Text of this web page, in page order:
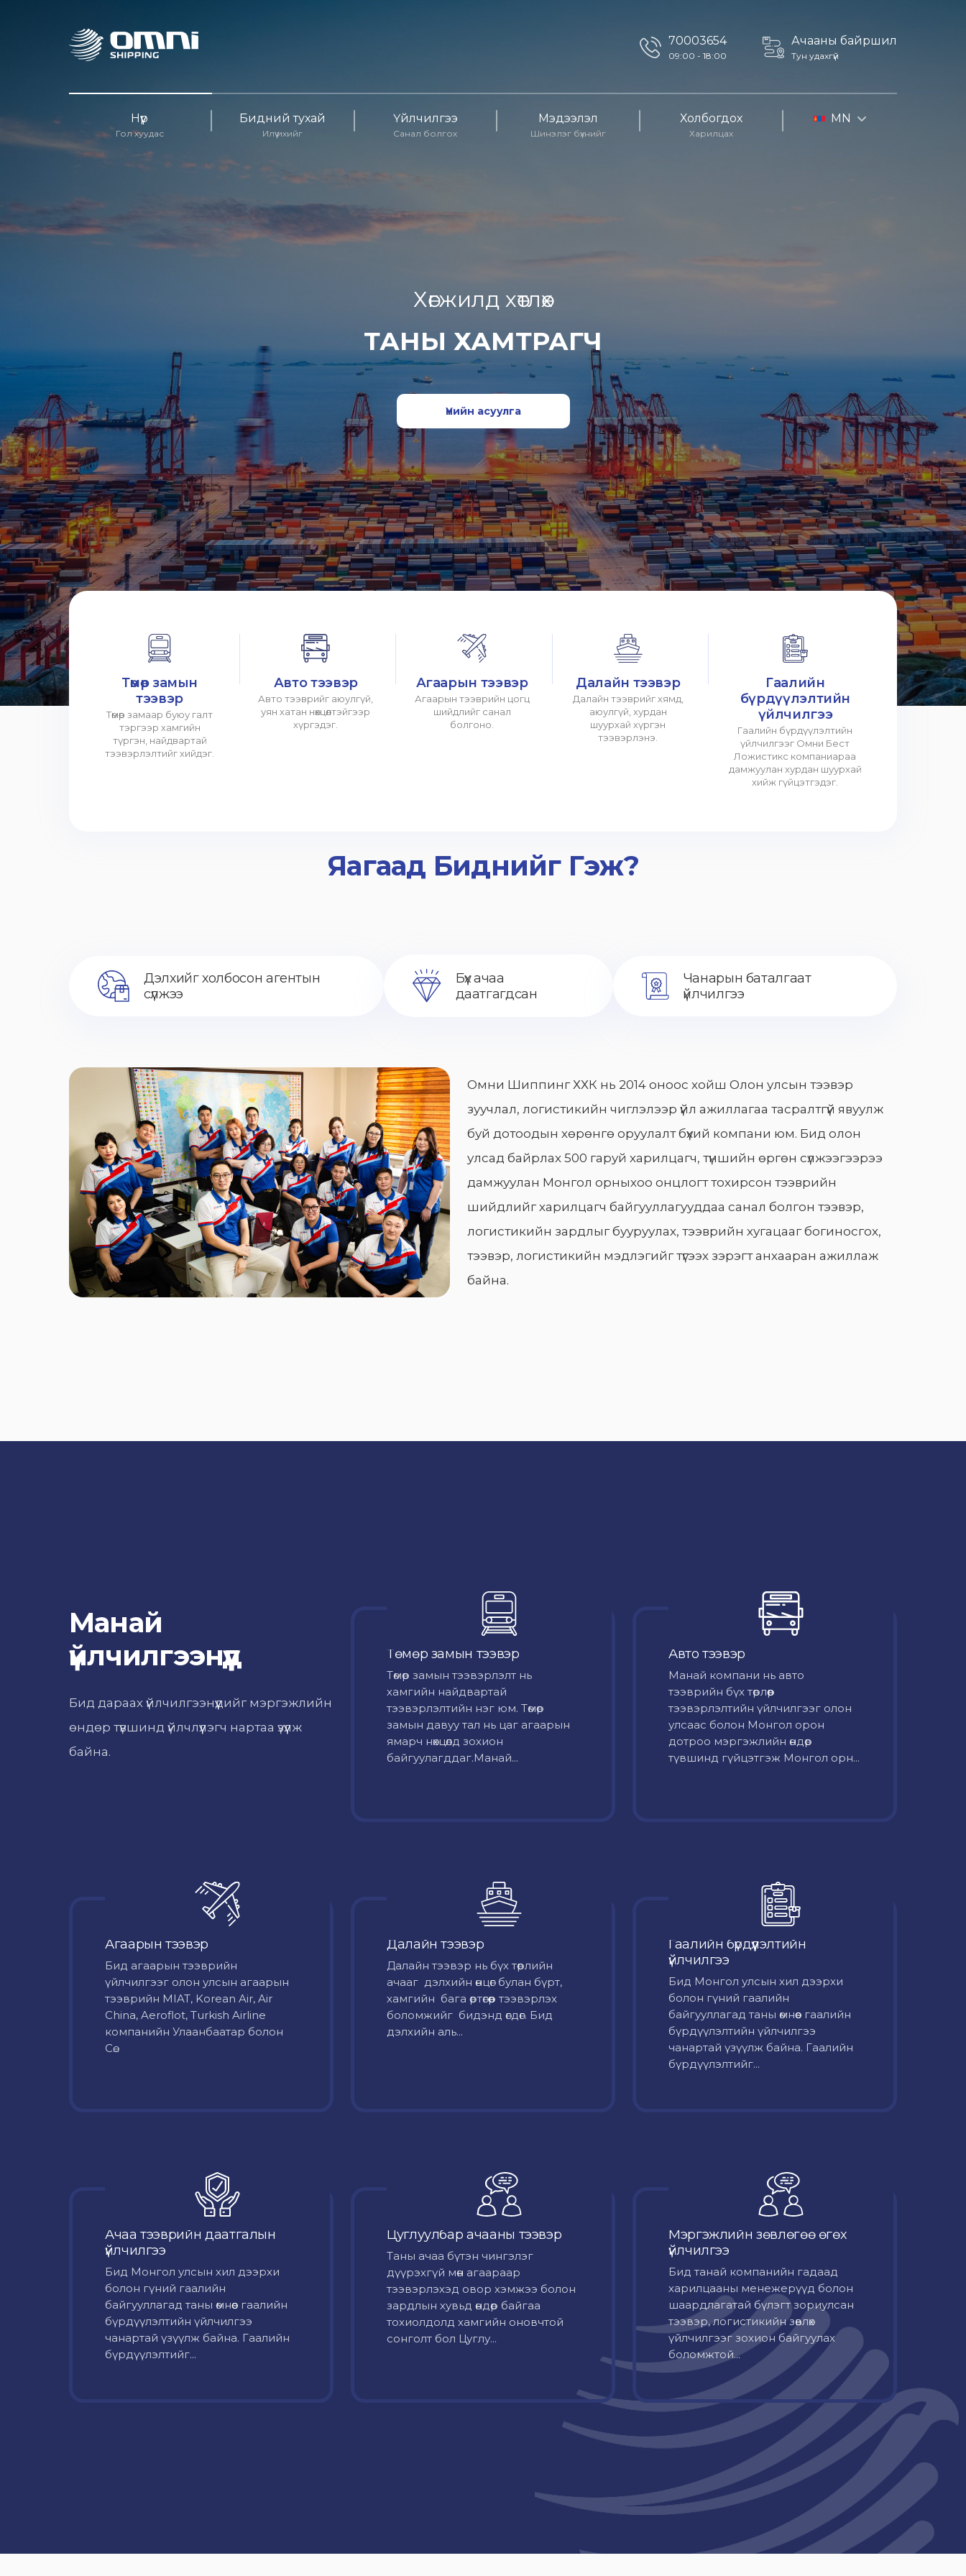
70003654
09:00 - 18:00
Ачааны байршил
Тун удахгүй
Нүүр
Гол хуудас
Бидний тухай
Илүү ихийг
Үйлчилгээ
Санал болгох
Мэдээлэл
Шинэлэг бүхнийг
Холбогдох
Харилцах
MN
Хөгжилд хөтлөх
ТАНЫ ХАМТРАГЧ
Үнийн асуулга
Төмөр замын
тээвэр
Төмөр замаар буюу галт
тэргээр хамгийн
түргэн, найдвартай
тээвэрлэлтийг хийдэг.
Авто тээвэр
Авто тээврийг аюулгүй,
уян хатан нөхцөлтэйгээр
хүргэдэг.
Агаарын тээвэр
Агаарын тээврийн цогц
шийдлийг санал
болгоно.
Далайн тээвэр
Далайн тээврийг хямд,
аюулгүй, хурдан
шуурхай хүргэн
тээвэрлэнэ.
Гаалийн
бүрдүүлэлтийн
үйлчилгээ
Гаалийн бүрдүүлэлтийн
үйлчилгээг Омни Бест
Ложистикс компаниараа
дамжуулан хурдан шуурхай
хийж гүйцэтгэдэг.
Яагаад Биднийг Гэж?
Дэлхийг холбосон агентын
сүлжээ
Бүх ачаа
даатгагдсан
Чанарын баталгаат
үйлчилгээ
Омни Шиппинг ХХК нь 2014 оноос хойш Олон улсын тээвэр
зуучлал, логистикийн чиглэлээр үйл ажиллагаа тасралтгүй явуулж
буй дотоодын хөрөнгө оруулалт бүхий компани юм. Бид олон
улсад байрлах 500 гаруй харилцагч, түншийн өргөн сүлжээгээрээ
дамжуулан Монгол орныхоо онцлогт тохирсон тээврийн
шийдлийг харилцагч байгууллагууддаа санал болгон тээвэр,
логистикийн зардлыг бууруулах, тээврийн хугацааг богиносгох,
тээвэр, логистикийн мэдлэгийг түгээх зэрэгт анхааран ажиллаж
байна.
Манай
үйлчилгээнүүд
Бид дараах үйлчилгээнүүдийг мэргэжлийн
өндөр түвшинд үйлчлүүлэгч нартаа үзүүлж
байна.
Төмөр замын тээвэр
Төмөр замын тээвэрлэлт нь
хамгийн найдвартай
тээвэрлэлтийн нэг юм. Төмөр
замын давуу тал нь цаг агаарын
ямарч нөхцөлд зохион
байгуулагддаг.Манай...
Авто тээвэр
Mанай компани нь авто
тээврийн бүх төрлөөр
тээвэрлэлтийн үйлчилгээг олон
улсаас болон Монгол орон
дотроо мэргэжлийн өндөр
түвшинд гүйцэтгэж Монгол орн...
Агаарын тээвэр
Бид агаарын тээврийн
үйлчилгээг олон улсын агаарын
тээврийн MIAT, Korean Air, Air
China, Aeroflot, Turkish Airline
компанийн Улаанбаатар болон
Сө...
Далайн тээвэр
Далайн тээвэр нь бүх төрлийн
ачааг дэлхийн өнцөг булан бүрт,
хамгийн бага өртөгөөр тээвэрлэх
боломжийг бидэнд өгдөг. Бид
дэлхийн аль...
Гаалийн бүрдүүлэлтийн
үйлчилгээ
Бид Монгол улсын хил дээрхи
болон гүний гаалийн
байгууллагад таны өмнөөс гаалийн
бүрдүүлэлтийн үйлчилгээ
чанартай үзүүлж байна. Гаалийн
бүрдүүлэлтийг...
Ачаа тээврийн даатгалын
үйлчилгээ
Бид Монгол улсын хил дээрхи
болон гүний гаалийн
байгууллагад таны өмнөөс гаалийн
бүрдүүлэлтийн үйлчилгээ
чанартай үзүүлж байна. Гаалийн
бүрдүүлэлтийг...
Цуглуулбар ачааны тээвэр
Таны ачаа бүтэн чингэлэг
дүүрэхгүй мөн агаараар
тээвэрлэхэд овор хэмжээ болон
зардлын хувьд өндөр байгаа
тохиолдолд хамгийн оновчтой
сонголт бол Цуглу...
Мэргэжлийн зөвлөгөө өгөх
үйлчилгээ
Бид танай компанийн гадаад
харилцааны менежерүүд болон
шаардлагатай бүлэгт зориулсан
тээвэр, логистикийн зөвлөх
үйлчилгээг зохион байгуулах
боломжтой...